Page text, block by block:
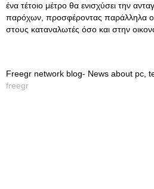
ένα τέτοιο μέτρο θα ενισχύσει την
παρόχων, προσφέροντας παράλληλα
στους καταναλωτές όσο και στην
Freegr network blog- News about pc,
freegr